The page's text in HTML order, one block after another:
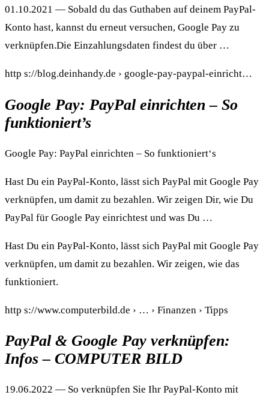
01.10.2021 — Sobald du das Guthaben auf deinem PayPal-
Konto hast, kannst du erneut versuchen, Google Pay zu
verknüpfen.Die Einzahlungsdaten findest du über …
http s://blog.deinhandy.de › google-pay-paypal-einricht…
Google Pay: PayPal einrichten – So
funktioniert’s
Google Pay: PayPal einrichten – So funktioniert‘s
Hast Du ein PayPal-Konto, lässt sich PayPal mit Google Pay
verknüpfen, um damit zu bezahlen. Wir zeigen Dir, wie Du
PayPal für Google Pay einrichtest und was Du …
Hast Du ein PayPal-Konto, lässt sich PayPal mit Google Pay
verknüpfen, um damit zu bezahlen. Wir zeigen, wie das
funktioniert.
http s://www.computerbild.de › … › Finanzen › Tipps
PayPal & Google Pay verknüpfen:
Infos – COMPUTER BILD
19.06.2022 — So verknüpfen Sie Ihr PayPal-Konto mit